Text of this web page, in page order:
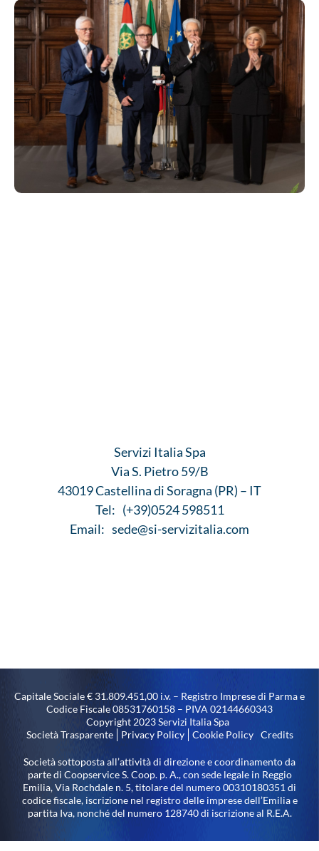
Servizi Italia Spa
Via S. Pietro 59/B
43019 Castellina di Soragna (PR) – IT
Tel: (+39)0524 598511
Email: sede@si-servizitalia.com
Capitale Sociale € 31.809.451,00 i.v. – Registro Imprese di Parma e
Codice Fiscale 08531760158 – PIVA 02144660343
Copyright 2023 Servizi Italia Spa
Società Trasparente
Privacy Policy Cookie Policy Credits
Società sottoposta all’attività di direzione e coordinamento da
parte di Coopservice S. Coop. p. A., con sede legale in Reggio
Emilia, Via Rochdale n. 5, titolare del numero 00310180351 di
codice fiscale, iscrizione nel registro delle imprese dell’Emilia e
partita Iva, nonché del numero 128740 di iscrizione al R.E.A.